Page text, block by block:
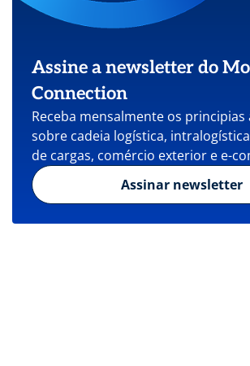
Assine a newsletter do
Connection
Receba mensalmente os principias
sobre cadeia logística,
de cargas, comércio exterior e e-
Assinar newsletter